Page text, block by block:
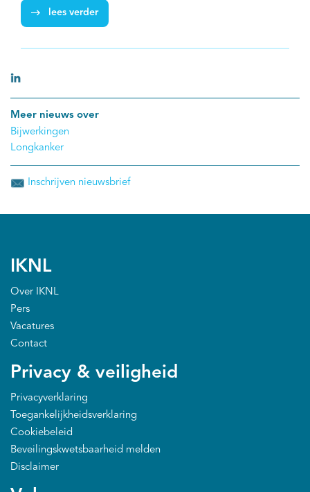
aan alle patiënten met longkanker de mogelijkheid
bieden om bijwerkingen te registreren.
lees verder
Meer nieuws over
Bijwerkingen
Longkanker
Inschrijven nieuwsbrief
IKNL
Over IKNL
Pers
Vacatures
Contact
Privacy & veiligheid
Privacyverklaring
Toegankelijkheidsverklaring
Cookiebeleid
Beveilingskwetsbaarheid melden
Disclaimer